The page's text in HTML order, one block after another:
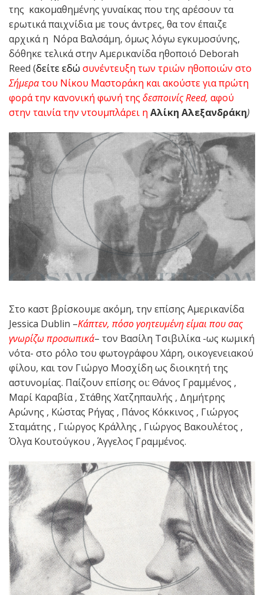
της κακομαθημένης γυναίκας που της αρέσουν τα
ερωτικά παιχνίδια με τους άντρες, θα τον έπαιζε
αρχικά η Νόρα Βαλσάμη, όμως λόγω εγκυμοσύνης,
δόθηκε τελικά στην Αμερικανίδα ηθοποιό Deborah
Reed (δείτε εδώ συνέντευξη των τριών ηθοποιών στο
Σήμερατου Νίκου Μαστοράκη και ακούστε για πρώτη
φορά την κανονική φωνή της δεσποινίς Reed, αφού
στην ταινία την ντουμπλάρει η Αλίκη Αλεξανδράκη)
Στο καστ βρίσκουμε ακόμη, την επίσης Αμερικανίδα
Jessica Dublin –Κάπτεν, πόσο γοητευμένη είμαι που σας
γνωρίζω προσωπικά– τον Βασίλη Τσιβιλίκα -ως κωμική
νότα- στο ρόλο του φωτογράφου Χάρη, οικογενειακού
φίλου, και τον Γιώργο Μοσχίδη ως διοικητή της
αστυνομίας. Παίζουν επίσης οι: Θάνος Γραμμένος ,
Μαρί Καραβία , Στάθης Χατζηπαυλής , Δημήτρης
Αρώνης , Κώστας Ρήγας , Πάνος Κόκκινος , Γιώργος
Σταμάτης , Γιώργος Κράλλης , Γιώργος Βακουλέτος ,
Όλγα Κουτούγκου , Άγγελος Γραμμένος.